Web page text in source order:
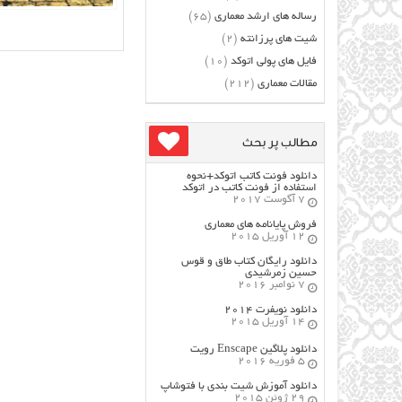
رساله های ارشد معماری (65)
شیت های پرزانته (2)
فایل های پولی اتوکد (10)
مقالات معماری (212)
مطالب پر بحث
دانلود فونت کاتب اتوکد+نحوه
استفاده از فونت کاتب در اتوکد
7 آگوست 2017
فروش پایانامه های معماری
12 آوریل 2015
دانلود رایگان کتاب طاق و قوس
حسین زمرشیدی
7 نوامبر 2016
دانلود نویفرت ۲۰۱۴
14 آوریل 2015
دانلود پلاگین Enscape رویت
5 فوریه 2016
دانلود آموزش شیت بندی با فتوشاپ
29 ژوئن 2015